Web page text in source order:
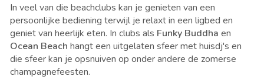
In veel van die beachclubs kan je genieten van een
persoonlijke bediening terwijl je relaxt in een ligbed en
geniet van heerlijk eten. In clubs als Funky Buddha en
Ocean Beach hangt een uitgelaten sfeer met huisdj's en
die sfeer kan je opsnuiven op onder andere de zomerse
champagnefeesten.